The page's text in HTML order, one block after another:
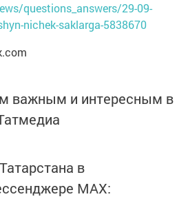
questions_answers/29-09-
nichek-saklarga-5838670
важным и интересным в
в
MАХ: